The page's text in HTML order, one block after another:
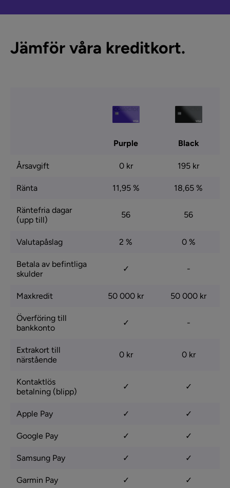
Jämför våra kreditkort.
Purple Black
Årsavgift 0 kr 195 kr
Ränta 11,95 % 18,65 %
Räntefria dagar
(upp till)
56 56
Valutapåslag 2 % 0 %
Betala av befintliga
skulder
✓ -
Maxkredit 50 000 kr 50 000 kr
Överföring till
bankkonto
✓ -
Extrakort till
närstående
0 kr 0 kr
Kontaktlös
betalning (blipp)
✓ ✓
Apple Pay ✓ ✓
Google Pay ✓ ✓
Samsung Pay ✓ ✓
Garmin Pay ✓ ✓